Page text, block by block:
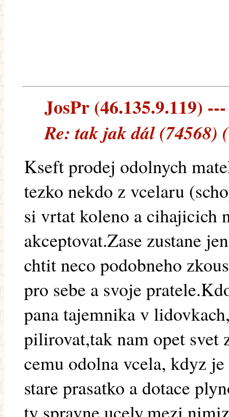
JosPr (46.135.9.119)
Re: tak jak dál (74568)
Kseft prodej odolnych
tezko nekdo z vcelaru
si vrtat koleno a cihajicich
akceptovat.Zase zustane
chtit neco podobneho
pro sebe a svoje
pana tajemnika v
pilirovat,tak nam opet svet
cemu odolna vcela, kdyz
stare prasatko a dotace
ty spravne ucely,mezi